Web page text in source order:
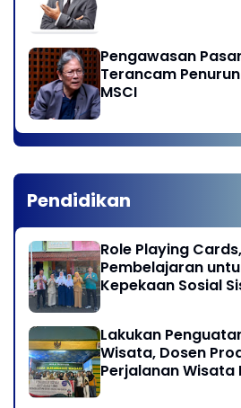
Pengawasan
Terancam
MSCI
Pendidikan
Role Playing
Pembelajaran
Kepekaan Sosial
Lakukan
Wisata, Dosen
Perjalanan Wisata